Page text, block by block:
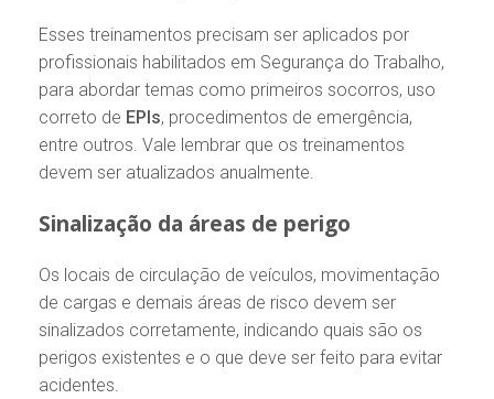
Esses treinamentos precisam ser aplicados por
profissionais habilitados em Segurança do Trabalho,
para abordar temas como primeiros socorros, uso
correto de EPIs, procedimentos de emergência,
entre outros. Vale lembrar que os treinamentos
devem ser atualizados anualmente.
Sinalização da áreas de perigo
Os locais de circulação de veículos, movimentação
de cargas e demais áreas de risco devem ser
sinalizados corretamente, indicando quais são os
perigos existentes e o que deve ser feito para evitar
acidentes.